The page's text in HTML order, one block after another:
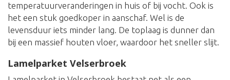
temperatuurveranderingen in huis of bij vocht. Ook is
het een stuk goedkoper in aanschaf. Wel is de
levensduur iets minder lang. De toplaag is dunner dan
bij een massief houten vloer, waardoor het sneller slijt.
Lamelparket Velserbroek